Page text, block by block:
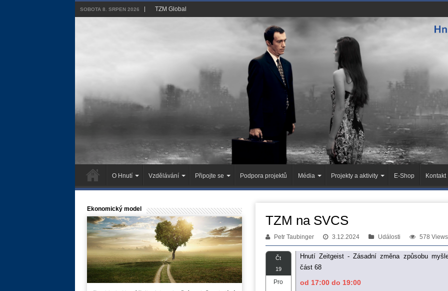
SOBOTA 8. SRPEN 2026 TZM Global
O Hnutí Vzdělávání Připojte se Podpora projektů Média Projekty a aktivity E-Shop Kontakt
TZM na SVCS
Petr Taubinger 3.12.2024 Události 578 Views
Čt
19
Pro
Hnutí Zeitgeist - Zásadní změna způsobu
část 68
od 17:00 do 19:00
Ekonomický model